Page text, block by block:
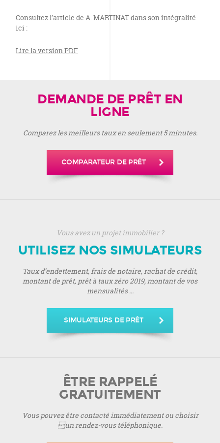
Consultez l’article de A. MARTINAT dans son intégralité
ici :
Lire la version PDF
DEMANDE DE PRÊT EN
LIGNE
Comparez les meilleurs taux en seulement 5 minutes.
COMPARATEUR DE PRÊT
Vous avez un projet immobilier ?
UTILISEZ NOS SIMULATEURS
Taux d’endettement, frais de notaire, rachat de crédit,
montant de prêt, prêt à taux zéro 2019, montant de vos
mensualités ...
SIMULATEURS DE PRÊT
ÊTRE RAPPELÉ
GRATUITEMENT
Vous pouvez être contacté immédiatement ou choisir
un rendez-vous téléphonique.